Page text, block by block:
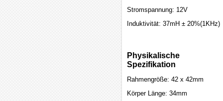
Stromspannung: 12V
Induktivität: 37mH ± 20%(1KHz)
Physikalische
Spezifikation
Rahmengröße: 42 x 42mm
Körper Länge: 34mm